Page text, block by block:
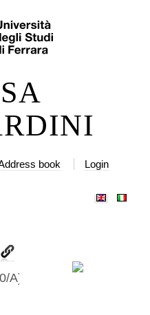
book Login
A)